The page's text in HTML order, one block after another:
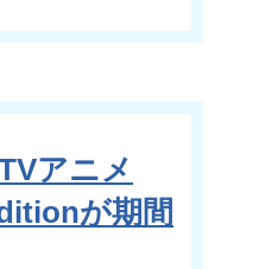
アニメ
が期間